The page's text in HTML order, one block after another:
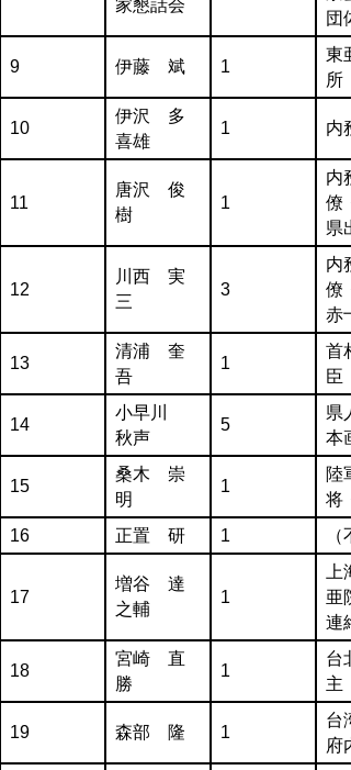
家懇話会
団体
9 伊藤 斌 1
東
所
10
伊沢 多
喜雄
1 内
11
唐沢 俊
樹
1
内
僚
県
12
川西 実
三
3
内
僚
赤
13
清浦 奎
吾
1
首
臣
14
小早川
秋声
5
県
本
15
桑木 崇
明
1
陸
将
16
正置 研 1 （
17
増谷 達
之輔
1
上
亜
連
18
宮崎 直
勝
1
台
主
19 森部 隆 1
台
府